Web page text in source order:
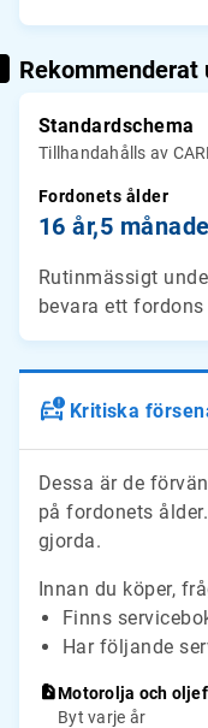
Rekommenderat
Standardschema
Tillhandahålls av
Fordonets ålder
16 år,5
Rutinmässigt
bevara ett
Kritiska
Dessa är de
på fordonets
gjorda.
Innan du köper,
Finns
Har följande
Motorolja och
Byt varje år